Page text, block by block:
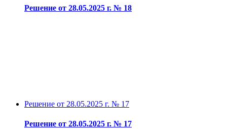
Решение от 28.05.2025 г. № 18
Решение от 28.05.2025 г. № 17
Решение от 28.05.2025 г. № 17